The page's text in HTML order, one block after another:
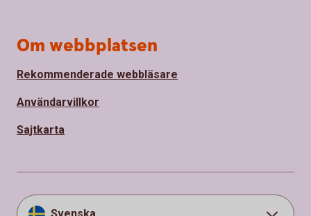
Om webbplatsen
Rekommenderade webbläsare
Användarvillkor
Sajtkarta